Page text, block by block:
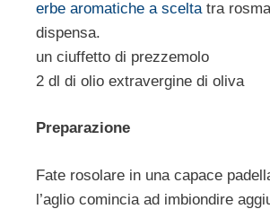
erbe aromatiche a sceltatra
dispensa.
un ciuffetto di prezzemolo
2 dl di olio extravergine di oliva
Preparazione
Fate rosolare in una capace
l’aglio comincia ad imbiondire